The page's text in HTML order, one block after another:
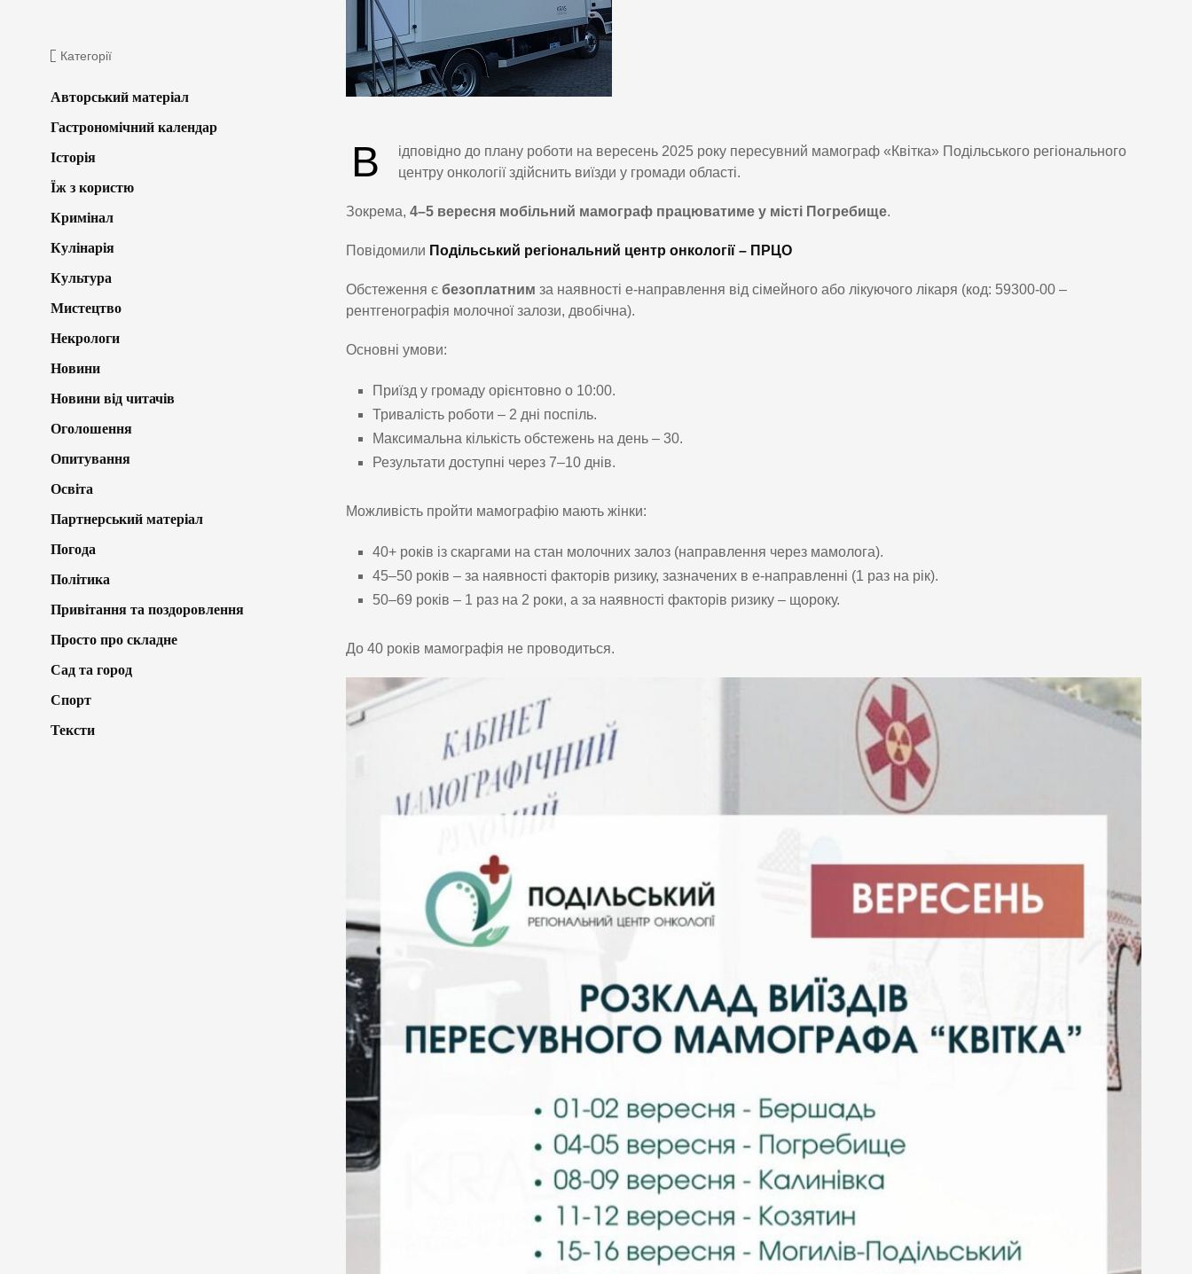
В
ідповідно до плану роботи на вересень 2025 року пересувний мамограф «Квітка» Подільського регіонального
центру онкології здійснить виїзди у громади області.
Зокрема, 4–5 вересня мобільний мамограф працюватиме у місті Погребище.
Повідомили Подільський регіональний центр онкології – ПРЦО
Обстеження є безоплатним за наявності е-направлення від сімейного або лікуючого лікаря (код: 59300-00 –
рентгенографія молочної залози, двобічна).
Основні умови:
Приїзд у громаду орієнтовно о 10:00.
Тривалість роботи – 2 дні поспіль.
Максимальна кількість обстежень на день – 30.
Результати доступні через 7–10 днів.
Можливість пройти мамографію мають жінки:
40+ років із скаргами на стан молочних залоз (направлення через мамолога).
45–50 років – за наявності факторів ризику, зазначених в е-направленні (1 раз на рік).
50–69 років – 1 раз на 2 роки, а за наявності факторів ризику – щороку.
До 40 років мамографія не проводиться.
Категорії
Авторський матеріал
Гастрономічний календар
Історія
Їж з користю
Кримінал
Кулінарія
Культура
Мистецтво
Некрологи
Новини
Новини від читачів
Оголошення
Опитування
Освіта
Партнерський матеріал
Погода
Політика
Привітання та поздоровлення
Просто про складне
Сад та город
Спорт
Тексти